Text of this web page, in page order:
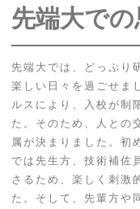
先端大で
先端大では、どっぷり
楽しい日々を過ごせま
ルスにより、入校が制
た。そのため、人との
属が決まりました。初
では先生方、技術補佐
さるため、楽しく刺激
た。そして、先輩方や